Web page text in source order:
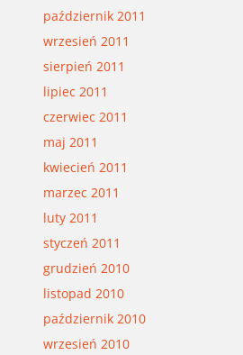
październik 2011
wrzesień 2011
sierpień 2011
lipiec 2011
czerwiec 2011
maj 2011
kwiecień 2011
marzec 2011
luty 2011
styczeń 2011
grudzień 2010
listopad 2010
październik 2010
wrzesień 2010